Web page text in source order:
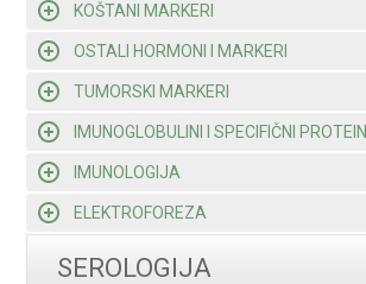
KOŠTANI MARKERI
OSTALI HORMONI I MARKERI
TUMORSKI MARKERI
IMUNOGLOBULINI I SPECIFIČNI PROTEINI
IMUNOLOGIJA
ELEKTROFOREZA
SEROLOGIJA